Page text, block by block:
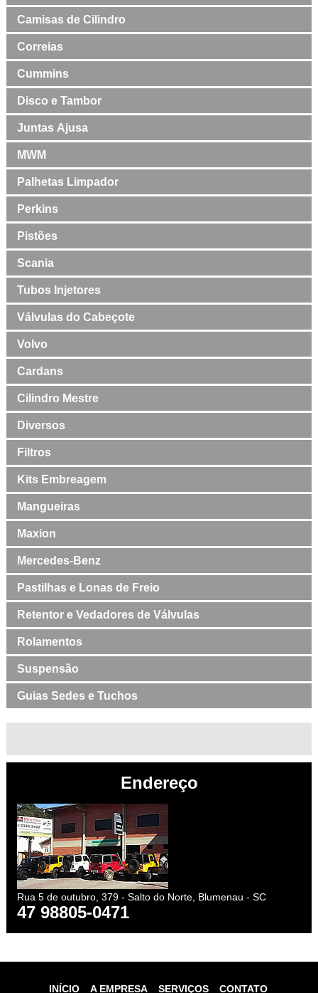
Camisas de Cilindro
Correias
Cummins
Disco e Tambor
Juntas Ajusa
MWM
Palhetas Limpador
Perkins
Pistões
Scania
Tubos Injetores
Válvulas do Cabeçote
Volvo
Cardans
Cilindro Mestre
Diversos
Filtros
Kits Embreagem
Mangueiras
Maxion
Mercedes-Benz
Pastilhas e Lonas de Freio
Retentor e Vedadores de Válvulas
Rolamentos
Suspensão
Guias Sedes e Tuchos
Endereço
Rua 5 de outubro, 379 - Salto do Norte, Blumenau - SC
47 98805-0471
INÍCIO A EMPRESA SERVIÇOS CONTATO